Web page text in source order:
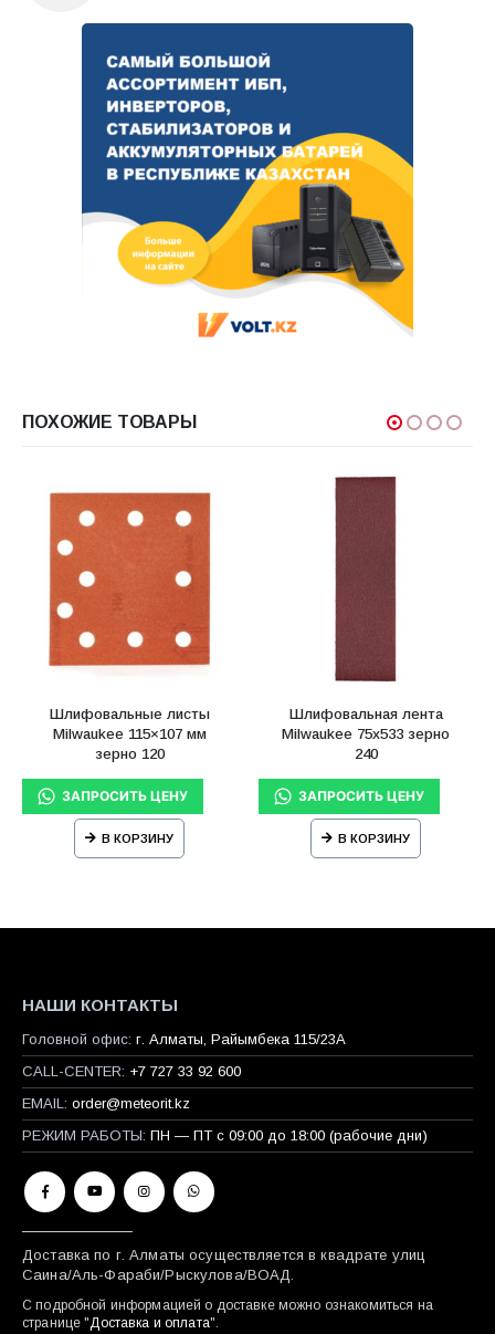
ПОХОЖИЕ ТОВАРЫ
Шлифовальные листы
Milwaukee 115×107 мм
зерно 120
В КОРЗИНУ
Шлифовальная лента
Milwaukee 75х533 зерно
240
В КОРЗИНУ
НАШИ КОНТАКТЫ
Головной офис: г. Алматы, Райымбека 115/23A
CALL-CENTER: +7 727 33 92 600
EMAIL: order@meteorit.kz
РЕЖИМ РАБОТЫ: ПН — ПТ с 09:00 до 18:00 (рабочие дни)
Доставка по г. Алматы осуществляется в квадрате улиц
Саина/Аль-Фараби/Рыскулова/ВОАД.
С подробной информацией о доставке можно ознакомиться на
странице " Доставка и оплата".